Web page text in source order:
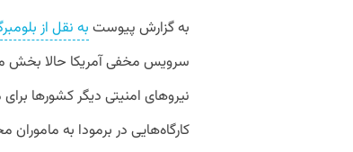
به گزارش پیوست به نقل از
سرویس مخفی آمریکا حالا بخش
نیروهای امنیتی دیگر کشور‌ها برای
کارگاه‌هایی در برمودا به